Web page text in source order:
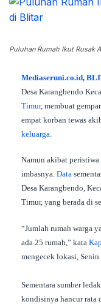
Puluhan Rumah Ikut Rusak
Mediaseruni.co.id,
Desa Karangbendo
Timur, membuat
empat korban tewas
keluarga
Namun akibat
imbasnya. Data
Desa Karangbendo,
Timur, yang berada di
“Jumlah rumah warga
ada 25 rumah,” kata
mengecek lokasi, Senin
Sementara sumber
kondisinya hancur rata